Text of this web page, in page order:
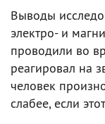
Выводы
электро- и
проводили во
реагировал на
человек
слабее, если